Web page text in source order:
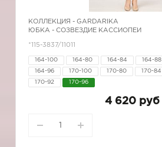
КОЛЛЕКЦИЯ - GARDARIKA
ЮБКА - СОЗВЕЗДИЕ КАССИОПЕИ
*115-3837/11011
164-100 164-80 164-84 164-88
164-96 170-100 170-80 170-84
170-92 170-96
4 620 руб